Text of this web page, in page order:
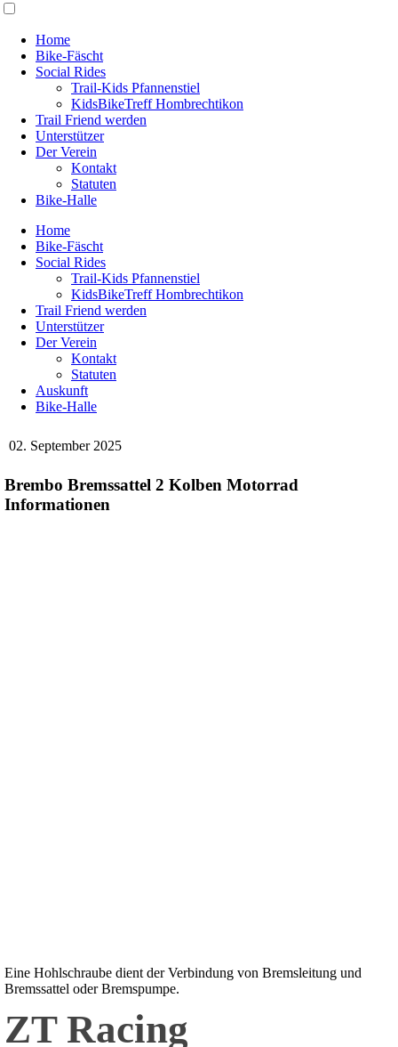
Home
Bike-Fäscht
Social Rides
Trail-Kids Pfannenstiel
KidsBikeTreff Hombrechtikon
Trail Friend werden
Unterstützer
Der Verein
Kontakt
Statuten
Bike-Halle
Home
Bike-Fäscht
Social Rides
Trail-Kids Pfannenstiel
KidsBikeTreff Hombrechtikon
Trail Friend werden
Unterstützer
Der Verein
Kontakt
Statuten
Auskunft
Bike-Halle
02. September 2025
Brembo Bremssattel 2 Kolben Motorrad
Informationen
Eine Hohlschraube dient der Verbindung von Bremsleitung und
Bremssattel oder Bremspumpe.
ZT Racing